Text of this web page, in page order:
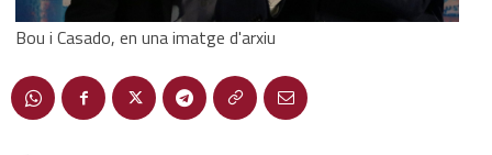
Bou i Casado, en una imatge d'arxiu